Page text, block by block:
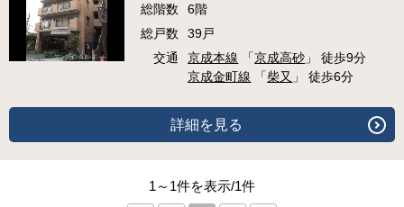
総階数
6階
総戸数
39戸
交通
京成本線 「京成高砂 」 徒歩9分
京成金町線 「柴又 」 徒歩6分
詳細を見る
1～1件を表示/1件